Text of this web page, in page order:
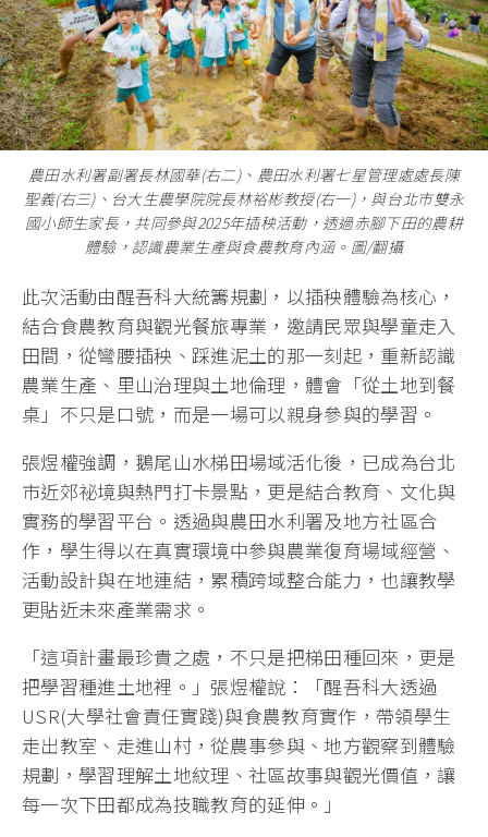
農田水利署副署長林國華(右二)、農田水利署七星管理處處長陳
聖義(右三)、台大生農學院院長林裕彬教授(右一)，與台北市雙永
國小師生家長，共同參與2025年插秧活動，透過赤腳下田的農耕
體驗，認識農業生產與食農教育內涵。圖/翻攝
此次活動由醒吾科大統籌規劃，以插秧體驗為核心，
結合食農教育與觀光餐旅專業，邀請民眾與學童走入
田間，從彎腰插秧、踩進泥土的那一刻起，重新認識
農業生產、里山治理與土地倫理，體會「從土地到餐
桌」不只是口號，而是一場可以親身參與的學習。
張煜權強調，鵝尾山水梯田場域活化後，已成為台北
市近郊祕境與熱門打卡景點，更是結合教育、文化與
實務的學習平台。透過與農田水利署及地方社區合
作，學生得以在真實環境中參與農業復育場域經營、
活動設計與在地連結，累積跨域整合能力，也讓教學
更貼近未來產業需求。
「這項計畫最珍貴之處，不只是把梯田種回來，更是
把學習種進土地裡。」張煜權說：「醒吾科大透過
USR(大學社會責任實踐)與食農教育實作，帶領學生
走出教室、走進山村，從農事參與、地方觀察到體驗
規劃，學習理解土地紋理、社區故事與觀光價值，讓
每一次下田都成為技職教育的延伸。」